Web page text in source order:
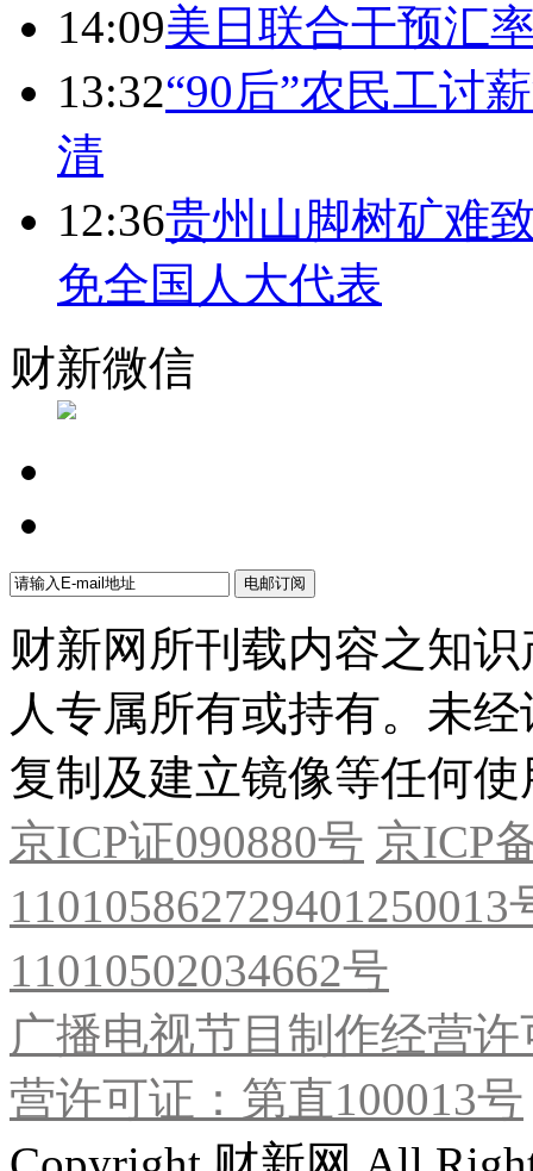
14:09美日联合干预汇
13:32“90后”农民工讨
清
12:36贵州山脚树矿难
免全国人大代表
财新微信
财新网所刊载内容之知
人专属所有或持有。未
复制及建立镜像等任何使
京ICP证090880号 京ICP
11010502034662号
广播电视节目制作经营
营许可证：第直100013号